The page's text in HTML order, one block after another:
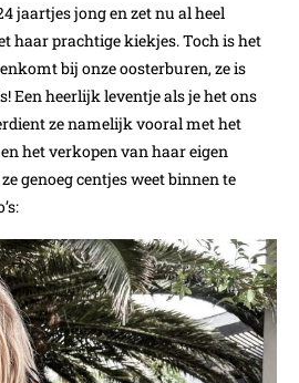
jaartjes jong en zet nu al heel
haar prachtige kiekjes. Toch is het
bij onze oosterburen, ze is
Een heerlijk leventje als je het ons
ze namelijk vooral met het
het verkopen van haar eigen
genoeg centjes weet binnen te